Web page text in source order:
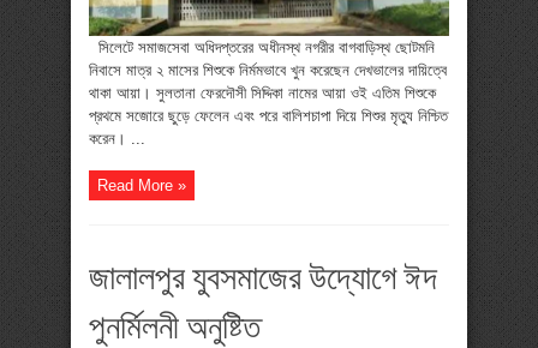
সিলেটে সমাজসেবা অধিদপ্তরের অধীনস্থ নগরীর বাগবাড়িস্থ ছোটমনি
নিবাসে মাত্র ২ মাসের শিশুকে নির্মমভাবে খুন করেছেন দেখভালের দায়িত্বে
থাকা আয়া। সুলতানা ফেরদৌসী সিদ্দিকা নামের আয়া ওই এতিম শিশুকে
প্রথমে সজোরে ছুড়ে ফেলেন এবং পরে বালিশচাপা দিয়ে শিশুর মৃত্যু নিশ্চিত
করেন। ...
Read More »
জালালপুর যুবসমাজের উদ্যোগে ঈদ
পুনর্মিলনী অনুষ্টিত